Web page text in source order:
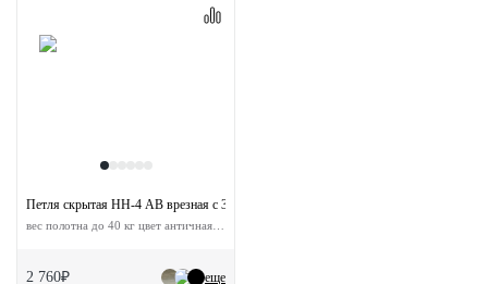
еще
Петля скрытая HH-4 AB врезная с 3D-регулировкой
2 760₽